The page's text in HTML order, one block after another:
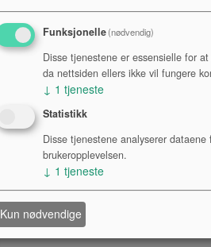
Funksjonelle(nødvendig)
Disse tjenestene er essensielle for
da nettsiden ellers ikke vil fungere
↓ 1 tjeneste
Statistikk
Disse tjenestene analyserer
brukeropplevelsen.
↓ 1 tjeneste
Kun nødvendige